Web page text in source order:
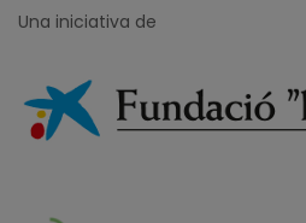
Una iniciativa de